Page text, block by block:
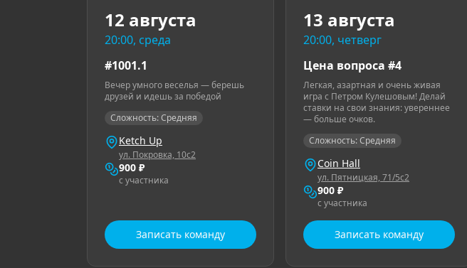
12 августа
20:00, среда
#1001.1
Вечер умного веселья — берешь
друзей и идешь за победой
Сложность: Средняя
Ketch Up
ул. Покровка, 10с2
900 ₽
с участника
Записать команду
13 августа
20:00, четверг
Цена вопроса #4
Легкая, азартная и очень живая
игра с Петром Кулешовым! Делай
ставки на свои знания: увереннее
— больше очков.
Сложность: Средняя
Coin Hall
ул. Пятницкая, 71/5с2
900 ₽
с участника
Записать команду